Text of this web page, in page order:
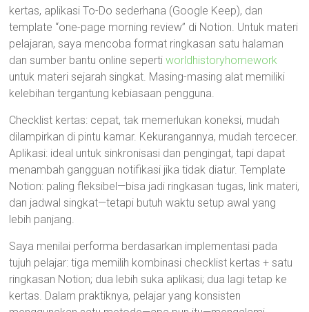
kertas, aplikasi To-Do sederhana (Google Keep), dan
template “one-page morning review” di Notion. Untuk materi
pelajaran, saya mencoba format ringkasan satu halaman
dan sumber bantu online sepertiworldhistoryhomework
untuk materi sejarah singkat. Masing-masing alat memiliki
kelebihan tergantung kebiasaan pengguna.
Checklist kertas: cepat, tak memerlukan koneksi, mudah
dilampirkan di pintu kamar. Kekurangannya, mudah tercecer.
Aplikasi: ideal untuk sinkronisasi dan pengingat, tapi dapat
menambah gangguan notifikasi jika tidak diatur. Template
Notion: paling fleksibel—bisa jadi ringkasan tugas, link materi,
dan jadwal singkat—tetapi butuh waktu setup awal yang
lebih panjang.
Saya menilai performa berdasarkan implementasi pada
tujuh pelajar: tiga memilih kombinasi checklist kertas + satu
ringkasan Notion; dua lebih suka aplikasi; dua lagi tetap ke
kertas. Dalam praktiknya, pelajar yang konsisten